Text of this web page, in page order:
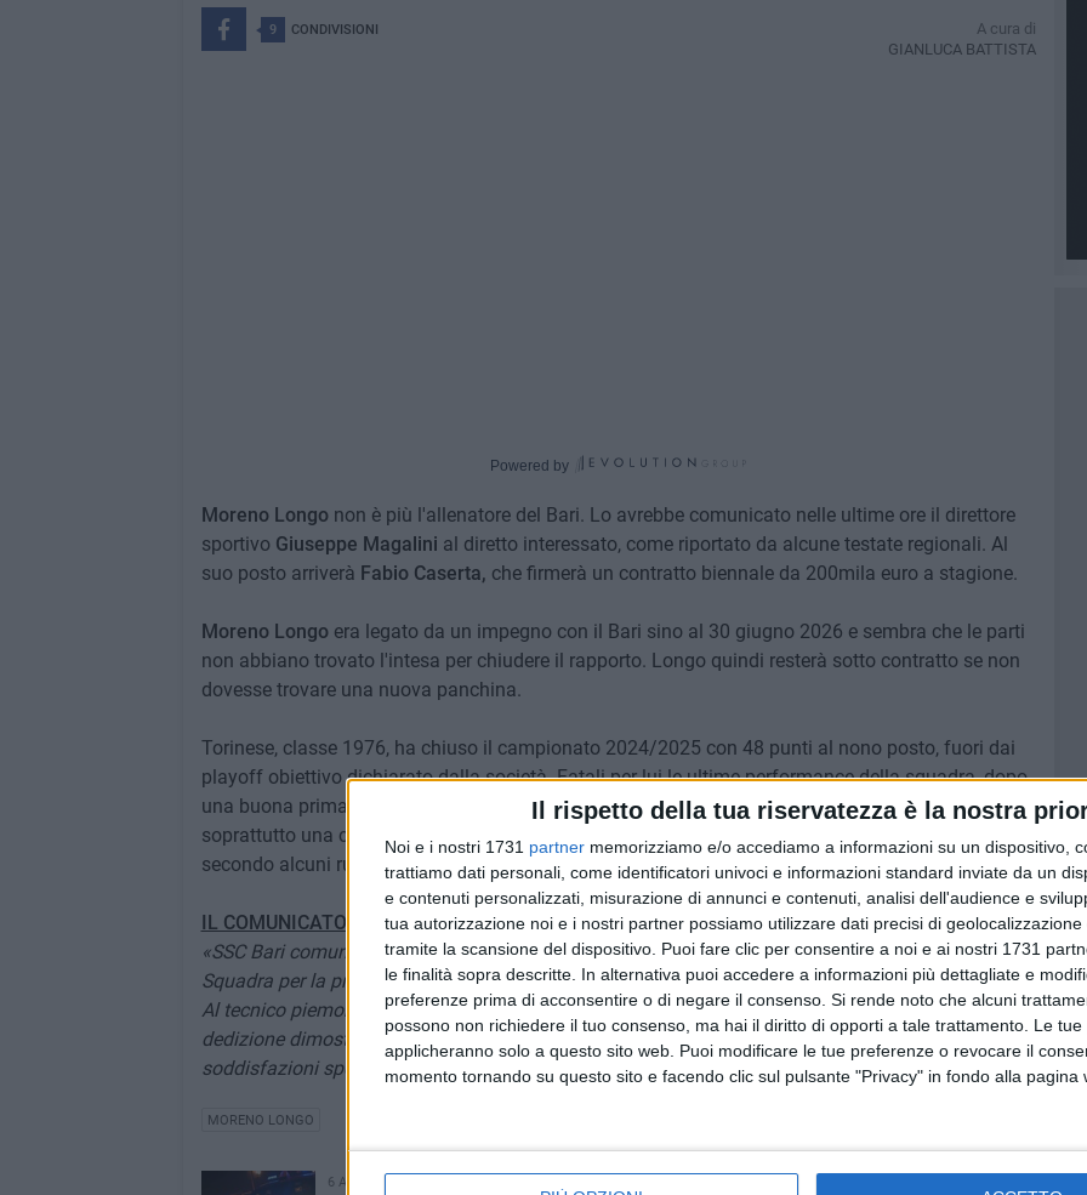
Il rispetto della tua riservatezza è la nostra
Noi e i nostri 1731 partner memorizziamo e/o accediamo a informazioni su un dispositivo,
trattiamo dati personali, come identificatori univoci e informazioni standard inviate da un
e contenuti personalizzati, misurazione di annunci e contenuti, analisi dell'audience e
tua autorizzazione noi e i nostri partner possiamo utilizzare dati precisi di
tramite la scansione del dispositivo. Puoi fare clic per consentire a noi e ai nostri 1731
le finalità sopra descritte. In alternativa puoi accedere a informazioni più dettagliate e
preferenze prima di acconsentire o di negare il consenso. Si rende noto che alcuni
possono non richiedere il tuo consenso, ma hai il diritto di opporti a tale trattamento. Le
applicheranno solo a questo sito web. Puoi modificare le tue preferenze o revocare il
momento tornando su questo sito e facendo clic sul pulsante "Privacy" in fondo alla pagina
9 CONDIVISIONI
A cura di
GIANLUCA BATTISTA
Powered by
Moreno Longonon è più l'allenatore del Bari. Lo avrebbe comunicato nelle ultime ore il direttore
sportivo Giuseppe Magalini al diretto interessato, come riportato da alcune testate regionali. Al
suo posto arriverà Fabio Caserta, che firmerà un contratto biennale da 200mila euro a stagione.
Moreno Longo era legato da un impegno con il Bari sino al 30 giugno 2026 e sembra che le parti
non abbiano trovato l'intesa per chiudere il rapporto. Longo quindi resterà sotto contratto se non
dovesse trovare una nuova panchina.
Torinese, classe 1976, ha chiuso il campionato 2024/2025 con 48 punti al nono posto, fuori dai
playoff obiettivo dichiarato dalla società. Fatali per lui le ultime performance della squadra, dopo
una buona prima parte di stagione, nonostante i punti per girone siano poi stati identici: 24. Paga
soprattutto una comunicazione divenuta probabilmente elemento di rottura con la rosa e che,
secondo alcuni rumors, avrebbe creato attrito con ds e presidenza.
IL COMUNICATO DELLA SOCIETÀ
«SSC Bari comunica la decisione di non confermare Moreno Longo alla guida della Prima
Squadra per la prossima stagione sportiva.
Al tecnico piemontese va il ringraziamento per il lavoro svolto con professionalità e per la
dedizione dimostrata alla guida dei biancorossi insieme ai migliori auguri per una vita piena di
soddisfazioni sportive e non».
MORENO LONGO
6 AGOSTO 2026